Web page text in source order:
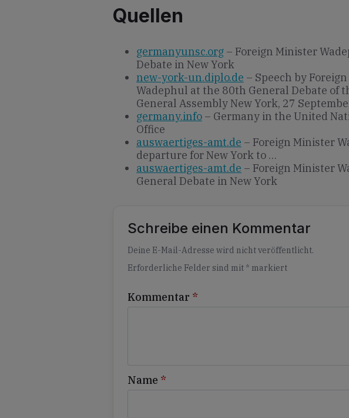
Quellen
germanyunsc.org – Foreign Minister
Debate in New York
new-york-un.diplo.de – Speech by
Wadephul at the 80th General Debate of
General Assembly New York, 27
germany.info – Germany in the United
Office
auswaertiges-amt.de – Foreign Minister
departure for New York to …
auswaertiges-amt.de – Foreign Minister
General Debate in New York
Schreibe einen Kommentar
Deine E-Mail-Adresse wird nicht veröffentlicht.
Erforderliche Felder sind mit * markiert
Kommentar *
Name *
Alternative: